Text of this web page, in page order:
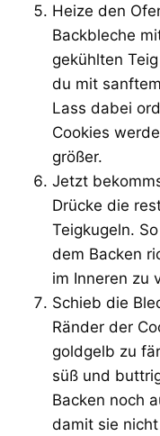
Heize den
Backbleche
gekühlten
du mit
Lass dabei
Cookies
größer.
Jetzt
Drücke die
Teigkugeln.
dem Backen
im Inneren zu
Schieb die
Ränder der
goldgelb zu
süß und
Backen noch
damit sie